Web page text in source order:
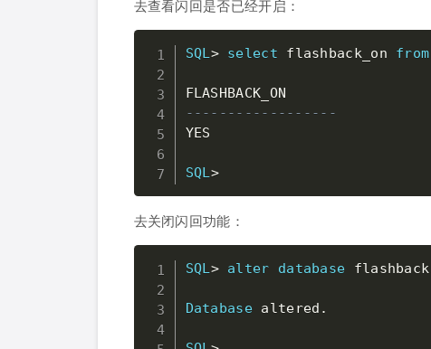
去查看闪回是否已经开启：
SQL> select flashback_on from
------------------
YES
SQL>
去关闭闪回功能：
SQL> alter database flashback
Database altered .